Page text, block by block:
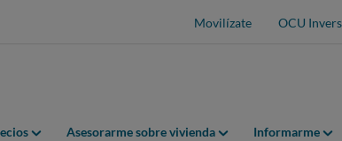
Movilízate OCU
Asesorarme sobre vivienda Informarme